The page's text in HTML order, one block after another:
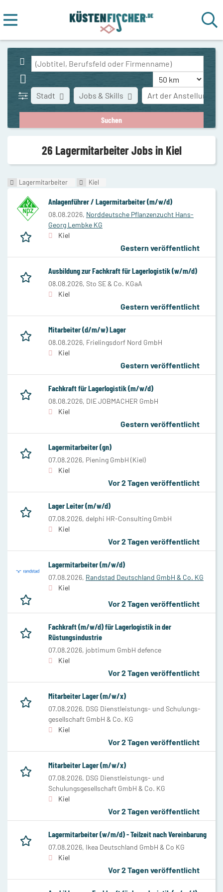
Stadt Art der Anstellung
Jobs & Skills
26 Lagermitarbeiter Jobs in Kiel
Lagermitarbeiter Kiel
Anlagenführer / Lagermitarbeiter (m/w/d)
08.08.2026, Norddeutsche Pflanzenzucht Hans-
Georg Lembke KG
Kiel
Gestern veröffentlicht
Ausbildung zur Fachkraft für Lagerlogistik (w/m/d)
08.08.2026, Sto SE & Co. KGaA
Kiel
Gestern veröffentlicht
Mitarbeiter (d/m/w) Lager
08.08.2026, Frielingsdorf Nord GmbH
Kiel
Gestern veröffentlicht
Fachkraft für Lagerlogistik (m/w/d)
08.08.2026, DIE JOBMACHER GmbH
Kiel
Gestern veröffentlicht
Lagermitarbeiter (gn)
07.08.2026, Piening GmbH (Kiel)
Kiel
Vor 2 Tagen veröffentlicht
Lager Leiter (m/w/d)
07.08.2026, delphi HR-Consulting GmbH
Kiel
Vor 2 Tagen veröffentlicht
Lagermitarbeiter (m/w/d)
07.08.2026, Randstad Deutschland GmbH & Co. KG
Kiel
Vor 2 Tagen veröffentlicht
Fachkraft (m/w/d) für Lagerlogistik in der
Rüstungsindustrie
07.08.2026, jobtimum GmbH defence
Kiel
Vor 2 Tagen veröffentlicht
Mitarbeiter Lager (m/w/x)
07.08.2026, DSG Dienstleistungs- und Schulungs-
gesellschaft GmbH & Co. KG
Kiel
Vor 2 Tagen veröffentlicht
Mitarbeiter Lager (m/w/x)
07.08.2026, DSG Dienstleistungs- und
Schulungsgesellschaft GmbH & Co. KG
Kiel
Vor 2 Tagen veröffentlicht
Lagermitarbeiter (w/m/d) - Teilzeit nach Vereinbarung
07.08.2026, Ikea Deutschland GmbH & Co KG
Kiel
Vor 2 Tagen veröffentlicht